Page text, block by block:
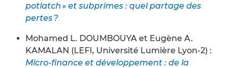
potlatch » et subprimes : quel partage des
pertes ?
Mohamed L. DOUMBOUYA et Eugène A.
KAMALAN (LEFI, Université Lumière Lyon-2) :
Micro-finance et développement : de la